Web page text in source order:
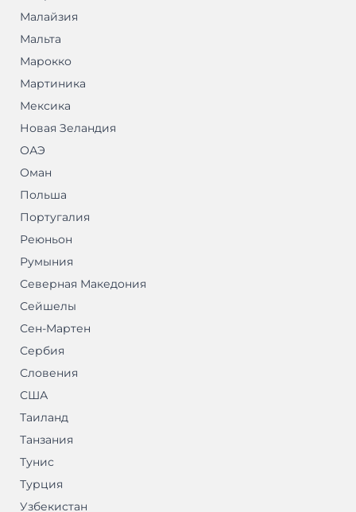
Малайзия
Мальта
Марокко
Мартиника
Мексика
Новая Зеландия
ОАЭ
Оман
Польша
Португалия
Реюньон
Румыния
Северная Македония
Сейшелы
Сен-Мартен
Сербия
Словения
США
Таиланд
Танзания
Тунис
Турция
Узбекистан